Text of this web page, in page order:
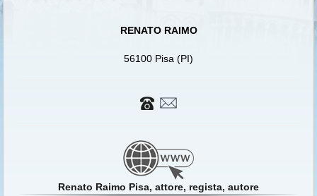
RENATO RAIMO
56100 Pisa (PI)
Renato Raimo Pisa, attore, regista, autore